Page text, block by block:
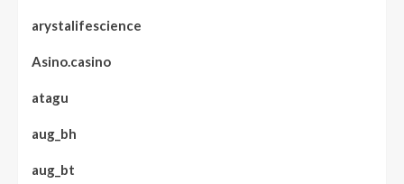
arystalifescience
Asino.casino
atagu
aug_bh
aug_bt